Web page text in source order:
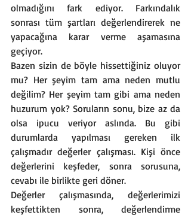
olmadığını fark ediyor. Farkındalık
sonrası tüm şartları değerlendirerek ne
yapacağına karar verme aşamasına
geçiyor.
Bazen sizin de böyle hissettiğiniz oluyor
mu? Her şeyim tam ama neden mutlu
değilim? Her şeyim tam gibi ama neden
huzurum yok? Soruların sonu, bize az da
olsa ipucu veriyor aslında. Bu gibi
durumlarda yapılması gereken ilk
çalışmadır değerler çalışması. Kişi önce
değerlerini keşfeder, sonra sorusuna,
cevabı ile birlikte geri döner.
Değerler çalışmasında, değerlerimizi
keşfettikten sonra, değerlendirme